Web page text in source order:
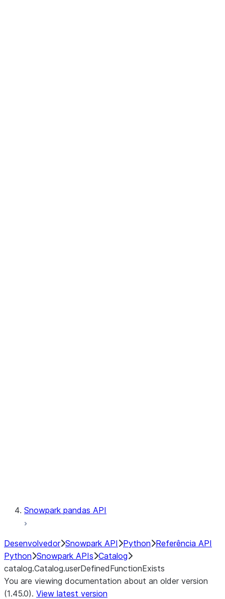
Snowpark pandas API
Desenvolvedor Snowpark API Python Referência API
Python Snowpark APIs Catalog
catalog.Catalog.userDefinedFunctionExists
You are viewing documentation about an older version
(1.45.0). View latest version